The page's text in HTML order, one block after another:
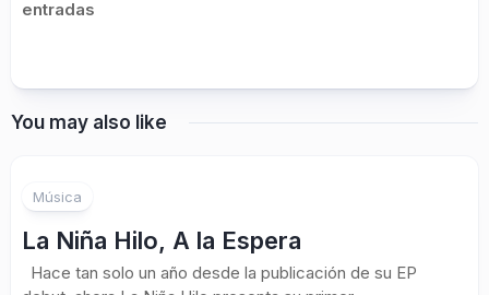
entradas
You may also like
Música
La Niña Hilo, A la Espera
Hace tan solo un año desde la publicación de su EP